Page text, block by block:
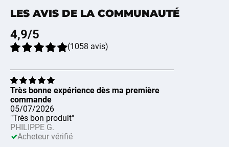
LES AVIS DE LA COMMUNAUTÉ
4,9/5
(1058 avis)
Très bonne expérience dès ma première
commande
05/07/2026
"Très bon produit"
PHILIPPE G.
Acheteur vérifié